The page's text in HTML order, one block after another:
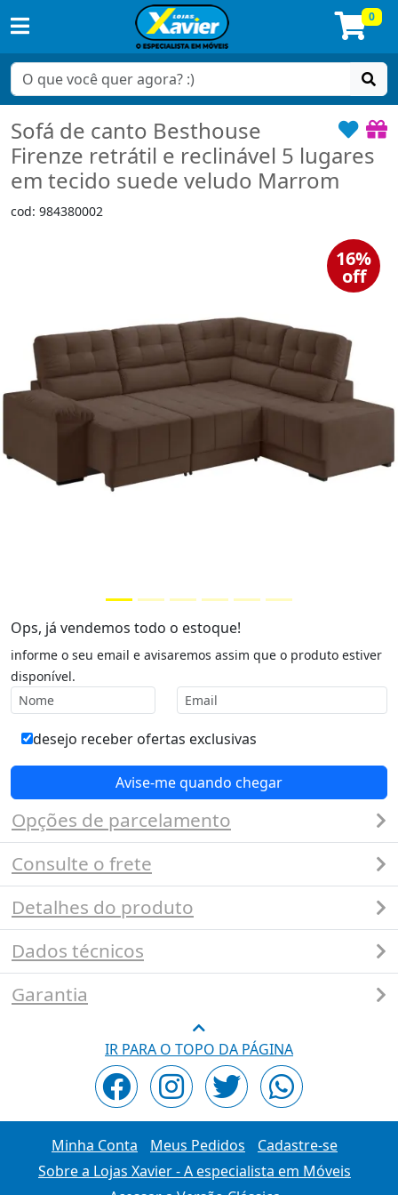
0
Sofá de canto Besthouse
Firenze retrátil e reclinável 5 lugares
em tecido suede veludo Marrom
cod: 984380002
16%
off
Ops, já vendemos todo o estoque!
informe o seu email e avisaremos assim que o produto estiver
disponível.
desejo receber ofertas exclusivas
Avise-me quando chegar
Opções de parcelamento
Consulte o frete
Detalhes do produto
Dados técnicos
Garantia
IR PARA O TOPO DA PÁGINA
Minha Conta Meus Pedidos
Cadastre-se
Sobre a Lojas Xavier - A especialista em Móveis